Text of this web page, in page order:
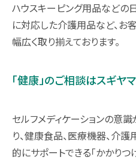
ハウスキーピング用品などの
に対応した介護用品など、お
幅広く取り揃えております。
「健康」のご相談はスギヤマ
セルフメディケーションの意
り、健康食品、医療機器、介
的にサポートできる「かかりつ